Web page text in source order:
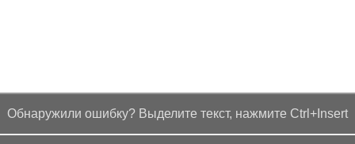
Обнаружили ошибку? Выделите текст, нажмите Ctrl+Insert